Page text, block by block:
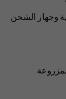
وجهاز الشحن